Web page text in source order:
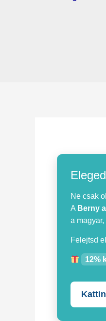
Ne csak
A Berny
a
Felejtsd
12%